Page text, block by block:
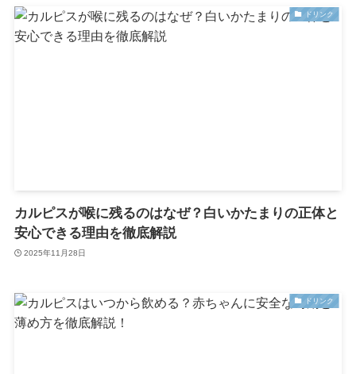
ドリンク
カルピスが喉に残るのはなぜ？白いかたまりの正体と
安心できる理由を徹底解説
2025年11月28日
ドリンク